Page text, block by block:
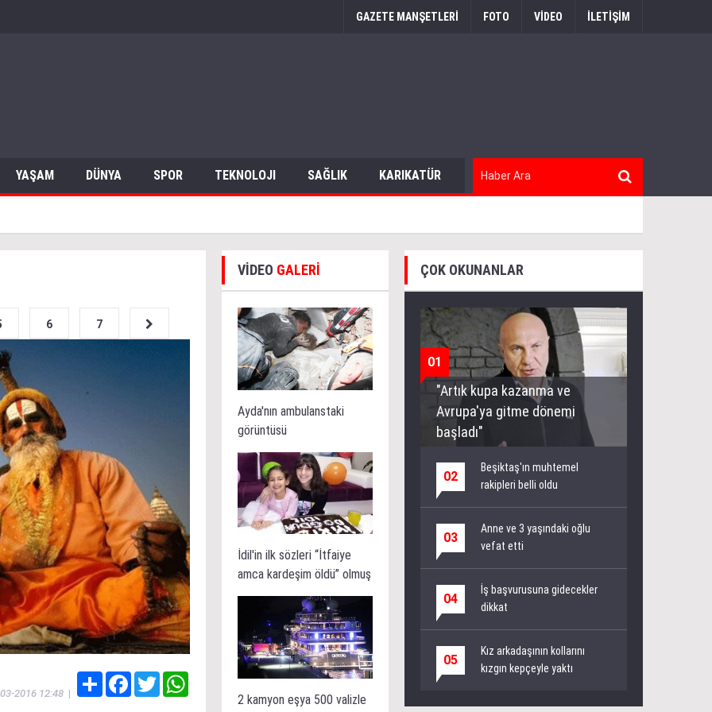
GAZETE MANŞETLERİ FOTO VİDEO İLETİŞİM
YAŞAM DÜNYA SPOR TEKNOLOJI SAĞLIK KARIKATÜR OTOMOBIL
6 7
2016 12:48|
Share FacebookTwitterWhatsApp
VİDEO GALERİ
Ayda'nın ambulanstaki
görüntüsü
İdil'in ilk sözleri “İtfaiye
amca kardeşim öldü” olmuş
2 kamyon eşya 500 valizle
ÇOK OKUNANLAR
01
"Artık kupa kazanma ve
Avrupa'ya gitme dönemi
başladı"
02
Beşiktaş'ın muhtemel
rakipleri belli oldu
03
Anne ve 3 yaşındaki oğlu
vefat etti
04
İş başvurusuna gidecekler
dikkat
05
Kız arkadaşının kollarını
kızgın kepçeyle yaktı